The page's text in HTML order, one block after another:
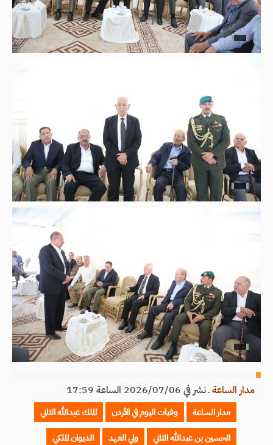
مدار الساعةـنشر في 2026/07/06 الساعة 17:59
مدار الساعة وفيات اليوم في الأردن
الملك عبدالله الثاني
الحسين بن عبدالله الثاني
ولي العهد
الديوان الملكي